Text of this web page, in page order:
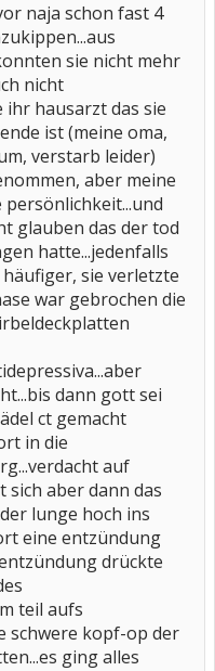
naja schon fast 4
sie nicht mehr
nicht
hausarzt das sie
ist (meine oma,
verstarb leider)
aber meine
glauben das der tod
hatte...jedenfalls
sie verletzte
war gebrochen die
dann gott sei
ct gemacht
in die
auf
aber dann das
lunge hoch ins
eine entzündung
drückte
teil aufs
schwere kopf-op der
ging alles